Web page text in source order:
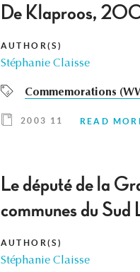
De Klaproos,
AUTHOR(S)
Stéphanie Claisse
Commemorations
2003 11 READ
Le député de la
communes du Sud
AUTHOR(S)
Stéphanie Claisse